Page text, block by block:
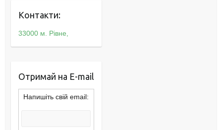
Контакти:
33000 м. Рівне,
Отримай на E-mail
Напишіть свій email: